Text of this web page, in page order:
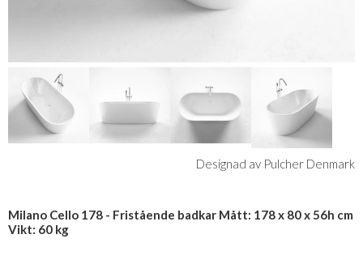
Designad av Pulcher Denmark
Milano Cello 178 - Fristående badkar Mått: 178 x 80 x 56h cm
Vikt: 60 kg